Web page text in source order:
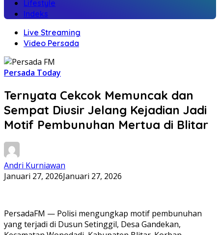
Lifestyle
Indeks
Live Streaming
Video Persada
Persada Today
Ternyata Cekcok Memuncak dan
Sempat Diusir Jelang Kejadian Jadi
Motif Pembunuhan Mertua di Blitar
Andri Kurniawan
Januari 27, 2026Januari 27, 2026
PersadaFM — Polisi mengungkap motif pembunuhan
yang terjadi di Dusun Setinggil, Desa Gandekan,